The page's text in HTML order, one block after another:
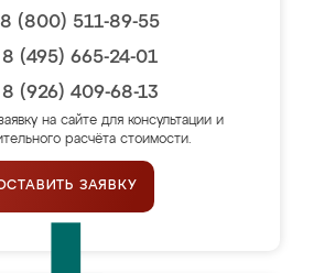
8 (800) 511-89-55
8 (495) 665-24-01
8 (926) 409-68-13
на сайте для консультации и
расчёта стоимости.
ЗАЯВКУ